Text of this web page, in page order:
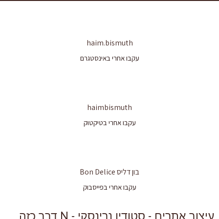
haim.bismuth
עקבו אחרי באינסטגרם
haimbismuth
עקבו אחרי בטיקטוק
בון דליס Bon Delice
עקבו אחרי בפייסבוק